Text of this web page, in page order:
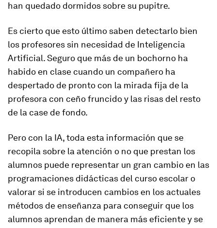
han quedado dormidos sobre su pupitre.
Es cierto que esto último saben detectarlo bien
los profesores sin necesidad de Inteligencia
Artificial. Seguro que más de un bochorno ha
habido en clase cuando un compañero ha
despertado de pronto con la mirada fija de la
profesora con ceño fruncido y las risas del resto
de la case de fondo.
Pero con la IA, toda esta información que se
recopila sobre la atención o no que prestan los
alumnos puede representar un gran cambio en las
programaciones didácticas del curso escolar o
valorar si se introducen cambios en los actuales
métodos de enseñanza para conseguir que los
alumnos aprendan de manera más eficiente y se